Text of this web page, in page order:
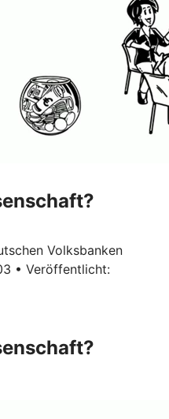
Volksbanken
• Veröffentlicht: